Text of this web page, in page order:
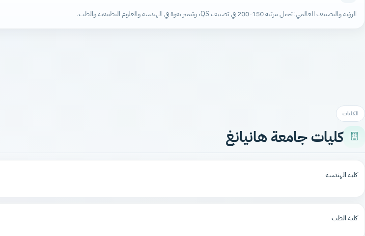
الرؤية والتصنيف العالمي: تحتل مرتبة 150-200 في تصنيف QS، وتتميز بقوة في الهندسة والعلوم التطبيقية والطب.
الكليات
كليات جامعة هانيانغ
كلية الهندسة
كلية الطب